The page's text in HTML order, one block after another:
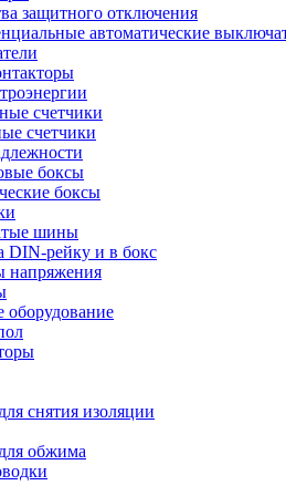
защитного отключения
автоматические
счетчики
счетчики
боксы
боксы
шины
рейку и в бокс
напряжения
оборудование
снятия изоляции
обжима